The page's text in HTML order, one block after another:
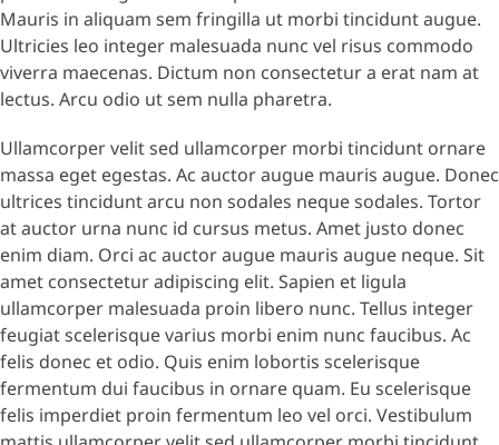
Mauris in aliquam sem fringilla ut morbi tincidunt augue.
Ultricies leo integer malesuada nunc vel risus commodo
viverra maecenas. Dictum non consectetur a erat nam at
lectus. Arcu odio ut sem nulla pharetra.
Ullamcorper velit sed ullamcorper morbi tincidunt ornare
massa eget egestas. Ac auctor augue mauris augue. Donec
ultrices tincidunt arcu non sodales neque sodales. Tortor
at auctor urna nunc id cursus metus. Amet justo donec
enim diam. Orci ac auctor augue mauris augue neque. Sit
amet consectetur adipiscing elit. Sapien et ligula
ullamcorper malesuada proin libero nunc. Tellus integer
feugiat scelerisque varius morbi enim nunc faucibus. Ac
felis donec et odio. Quis enim lobortis scelerisque
fermentum dui faucibus in ornare quam. Eu scelerisque
felis imperdiet proin fermentum leo vel orci. Vestibulum